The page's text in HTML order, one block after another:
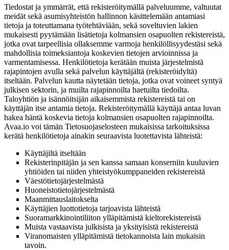
Tiedostat ja ymmärrät, että rekisteröitymällä palveluumme, valtuutat
meidät sekä asumisyhteistön hallinnon käsittelemään antamiasi
tietoja ja toteuttamana työtehtäviään, sekä soveltuvien lakien
mukaisesti pyytämään lisätietoja kolmansien osapuolten rekistereistä,
jotka ovat tarpeellisia ollaksemme varmoja henkilöllisyydestäsi sekä
mahdollisia toimeksiantoja koskevien tietojen arvioinnissa ja
varmentamisessa. Henkilötietoja kerätään muista järjestelmistä
rajapintojen avulla sekä palvelun käyttäjältä (rekisteröidyltä)
itseltään. Palvelun kautta näytetään tietoja, jotka ovat voineet syntyä
julkisen sektorin, ja muilta rajapinnoilta haetuilta tiedoilta.
Taloyhtiön ja isännöitsijän aikaisemmista rekistereistä tai on
käyttäjän itse antamia tietoja. Rekisteröitymällä käyttäjä antaa luvan
hakea häntä koskevia tietoja kolmansien osapuolten rajapinnoilta.
Avaa.io voi tämän Tietosuojaselosteen mukaisissa tarkoituksissa
kerätä henkilötietoja ainakin seuraavista luotettavista lähteistä:
Käyttäjiltä itseltään
Rekisterinpitäjän ja sen kanssa samaan konserniin kuuluvien
yhtiöiden tai niiden yhteistyökumppaneiden rekistereistä
Väestötietojärjestelmästä
Huoneistotietojärjestelmästä
Maanmittauslaitokselta
Käyttäjien luottotietoja tarjoavista lähteistä
Suoramarkkinointiliiton ylläpitämistä kieltorekistereistä
Muista vastaavista julkisista ja yksityisistä rekistereistä
Viranomaisten ylläpitämistä tietokannoista lain mukaisin
tavoin.